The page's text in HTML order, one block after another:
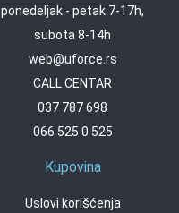
ponedeljak - petak 7-17h,
subota 8-14h
web@uforce.rs
CALL CENTAR
037 787 698
066 525 0 525
Kupovina
Uslovi korišćenja